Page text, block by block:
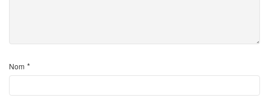
Nom *